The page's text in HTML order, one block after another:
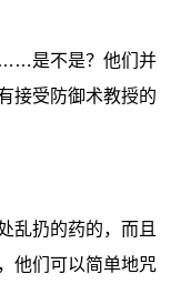
……是不是？他们并
接受防御术教授的
乱扔的药的，而且
他们可以简单地咒